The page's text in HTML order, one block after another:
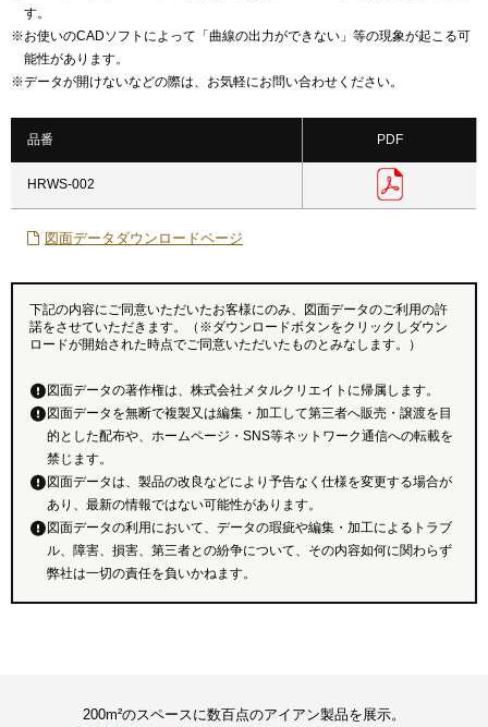
す。
※お使いのCADソフトによって「曲線の出力ができない」等の現象が起こる可
能性があります。
※データが開けないなどの際は、お気軽にお問い合わせください。
品番 PDF
HRWS-002
図面データダウンロードページ
下記の内容にご同意いただいたお客様にのみ、図面データのご利用の許
諾をさせていただきます。（※ダウンロードボタンをクリックしダウン
ロードが開始された時点でご同意いただいたものとみなします。）
図面データの著作権は、株式会社メタルクリエイトに帰属します。
図面データを無断で複製又は編集・加工して第三者へ販売・譲渡を目
的とした配布や、ホームページ・SNS等ネットワーク通信への転載を
禁じます。
図面データは、製品の改良などにより予告なく仕様を変更する場合が
あり、最新の情報ではない可能性があります。
図面データの利用において、データの瑕疵や編集・加工によるトラブ
ル、障害、損害、第三者との紛争について、その内容如何に関わらず
弊社は一切の責任を負いかねます。
200m²のスペースに数百点のアイアン製品を展示。